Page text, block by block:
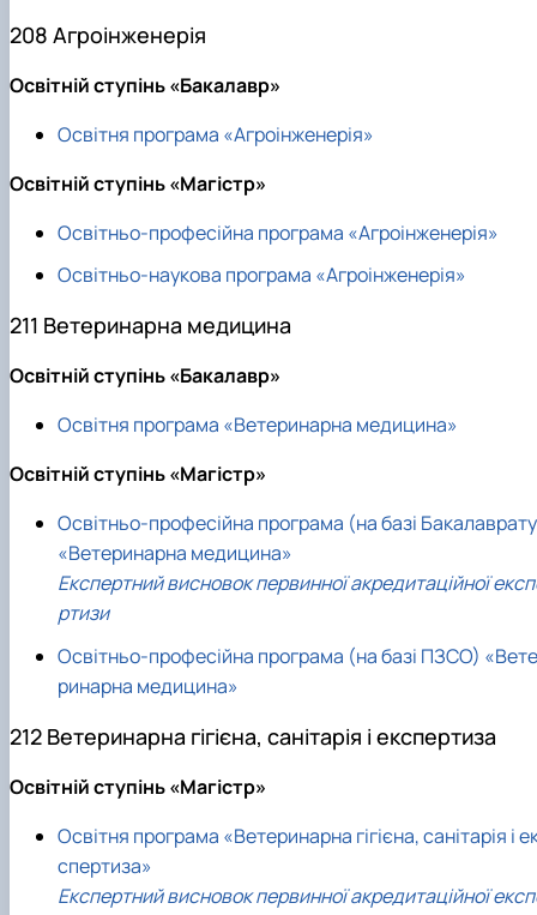
208 Агроінженерія
Освітній ступінь «Бакалавр»
Освітня програма «Агроінженерія»
Освітній ступінь «Магістр»
Освітньо-професійна програма «Агроінженерія»
Освітньо-наукова програма «Агроінженерія»
211 Ветеринарна медицина
Освітній ступінь «Бакалавр»
Освітня програма «Ветеринарна медицина»
Освітній ступінь «Магістр»
Освітньо-професійна програма (на базі
«Ветеринарна медицина»
Експертний висновок первинної акредитаційної
ртизи
Освітньо-професійна програма (на базі ПЗСО) «Вете
ринарна медицина»
212 Ветеринарна гігієна, санітарія і експертиза
Освітній ступінь «Магістр»
Освітня програма «Ветеринарна гігієна, санітарія і
спертиза»
Експертний висновок первинної акредитаційної